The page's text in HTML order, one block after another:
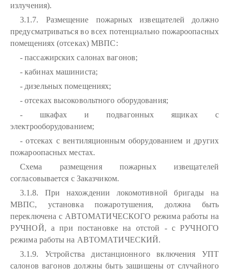
излучения).
3.1.7. Размещение пожарных извещателей должно
предусматриваться во всех потенциально пожароопасных
помещениях (отсеках) МВПС:
- пассажирских салонах вагонов;
- кабинах машиниста;
- дизельных помещениях;
- отсеках высоковольтного оборудования;
- шкафах и подвагонных ящиках с
электрооборудованием;
- отсеках с вентиляционным оборудованием и других
пожароопасных местах.
Схема размещения пожарных извещателей
согласовывается с Заказчиком.
3.1.8. При нахождении локомотивной бригады на
МВПС, установка пожаротушения, должна быть
переключена с АВТОМАТИЧЕСКОГО режима работы на
РУЧНОЙ, а при постановке на отстой - с РУЧНОГО
режима работы на АВТОМАТИЧЕСКИЙ.
3.1.9. Устройства дистанционного включения УПТ
салонов вагонов должны быть защищены от случайного